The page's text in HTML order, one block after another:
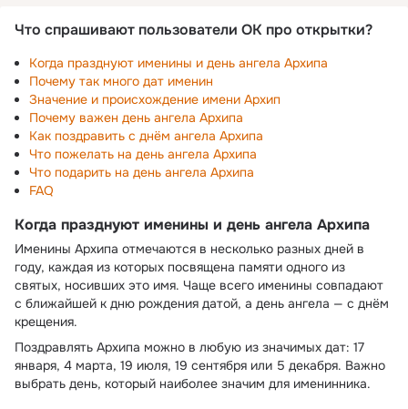
Что спрашивают пользователи ОК про открытки?
Когда празднуют именины и день ангела Архипа
Почему так много дат именин
Значение и происхождение имени Архип
Почему важен день ангела Архипа
Как поздравить с днём ангела Архипа
Что пожелать на день ангела Архипа
Что подарить на день ангела Архипа
FAQ
Когда празднуют именины и день ангела Архипа
Именины Архипа отмечаются в несколько разных дней в
году, каждая из которых посвящена памяти одного из
святых, носивших это имя. Чаще всего именины совпадают
с ближайшей к дню рождения датой, а день ангела — с днём
крещения.
Поздравлять Архипа можно в любую из значимых дат: 17
января, 4 марта, 19 июля, 19 сентября или 5 декабря. Важно
выбрать день, который наиболее значим для именинника.